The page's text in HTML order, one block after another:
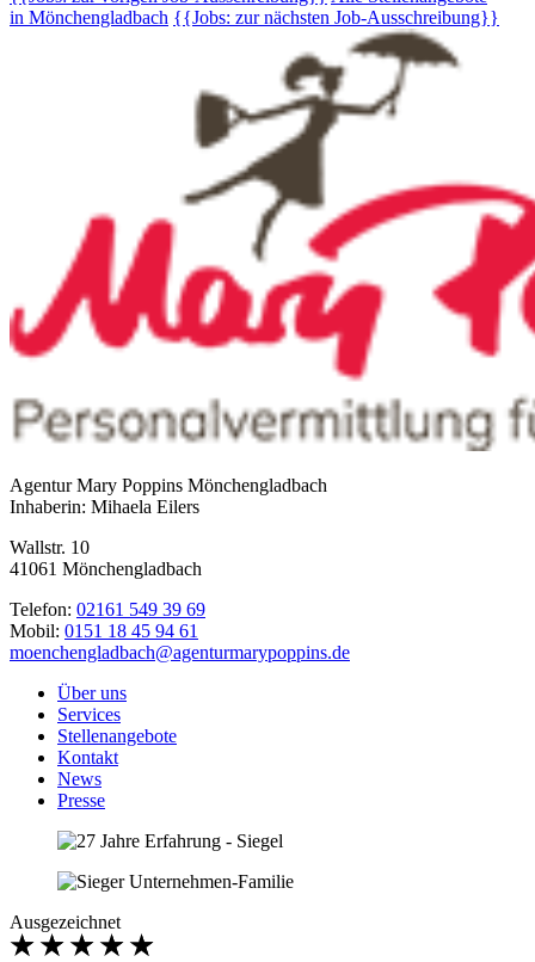
in Mönchengladbach {{Jobs: zur nächsten Job-Ausschreibung}}
Agentur Mary Poppins Mönchengladbach
Inhaberin: Mihaela Eilers
Wallstr. 10
41061 Mönchengladbach
Telefon: 02161 549 39 69
Mobil: 0151 18 45 94 61
moenchengladbach@agenturmarypoppins.de
Über uns
Services
Stellenangebote
Kontakt
News
Presse
Ausgezeichnet